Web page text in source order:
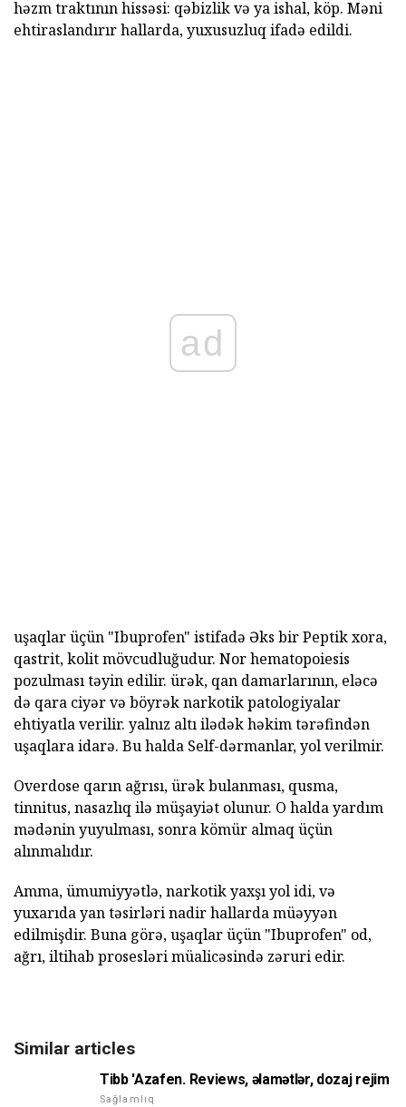
həzm traktının hissəsi: qəbizlik və ya ishal, köp. Məni
ehtiraslandırır hallarda, yuxusuzluq ifadə edildi.
ad
uşaqlar üçün "Ibuprofen" istifadə Əks bir Peptik xora,
qastrit, kolit mövcudluğudur. Nor hematopoiesis
pozulması təyin edilir. ürək, qan damarlarının, eləcə
də qara ciyər və böyrək narkotik patologiyalar
ehtiyatla verilir. yalnız altı ilədək həkim tərəfindən
uşaqlara idarə. Bu halda Self-dərmanlar, yol verilmir.
Overdose qarın ağrısı, ürək bulanması, qusma,
tinnitus, nasazlıq ilə müşayiət olunur. O halda yardım
mədənin yuyulması, sonra kömür almaq üçün
alınmalıdır.
Amma, ümumiyyətlə, narkotik yaxşı yol idi, və
yuxarıda yan təsirləri nadir hallarda müəyyən
edilmişdir. Buna görə, uşaqlar üçün "Ibuprofen" od,
ağrı, iltihab prosesləri müalicəsində zəruri edir.
Similar articles
Tibb 'Azafen. Reviews, əlamətlər, dozaj rejim
Sağlamlıq